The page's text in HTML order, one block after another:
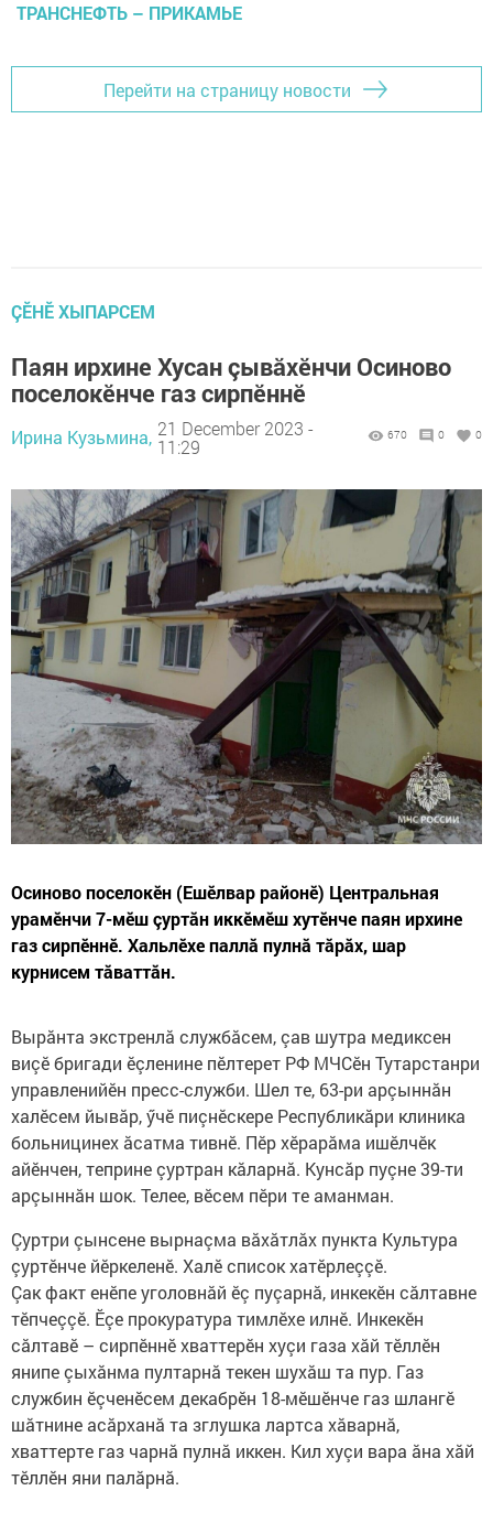
ТРАНСНЕФТЬ – ПРИКАМЬЕ
Перейти на страницу новости
ÇӖНӖ ХЫПАРСЕМ
Паян ирхине Хусан çывăхӗнчи Осиново
поселокӗнче газ сирпӗннӗ
Ирина Кузьмина, 21 December 2023 -
11:29
670 0 0
Осиново поселокӗн (Ешӗлвар районӗ) Центральная
урамӗнчи 7-мӗш çуртăн иккӗмӗш хутӗнче паян ирхине
газ сирпӗннӗ. Хальлӗхе паллă пулнă тăрăх, шар
курнисем тăваттăн.
Вырăнта экстренлă службăсем, çав шутра медиксен
виçӗ бригади ӗçленине пӗлтерет РФ МЧСӗн Тутарстанри
управленийӗн пресс-служби. Шел те, 63-ри арçыннăн
халӗсем йывăр, ӳчӗ пиçнӗскере Республикăри клиника
больницинех ăсатма тивнӗ. Пӗр хӗрарăма ишӗлчӗк
айӗнчен, теприне çуртран кăларнă. Кунсăр пуçне 39-ти
арçыннăн шок. Телее, вӗсем пӗри те аманман.
Çуртри çынсене вырнаçма вăхăтлăх пункта Культура
çуртӗнче йӗркеленӗ. Халӗ список хатӗрлеççӗ.
Çак факт енӗпе уголовнăй ӗç пуçарнă, инкекӗн сăлтавне
тӗпчеççӗ. Ӗçе прокуратура тимлӗхе илнӗ. Инкекӗн
сăлтавӗ – сирпӗннӗ хваттерӗн хуçи газа хăй тӗллӗн
янипе çыхăнма пултарнă текен шухăш та пур. Газ
службин ӗçченӗсем декабрӗн 18-мӗшӗнче газ шлангӗ
шăтнине асăрханă та зглушка лартса хăварнă,
хваттерте газ чарнă пулнă иккен. Кил хуçи вара ăна хăй
тӗллӗн яни палăрнă.